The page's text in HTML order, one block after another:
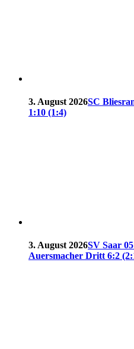
3. August 2026SC
1:10 (1:4)
3. August 2026SV Saar
Auersmacher Dritt 6:2